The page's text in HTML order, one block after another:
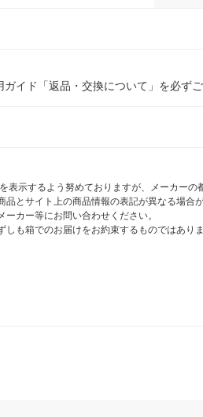
イド「返品・交換について」を必ず
表示するよう努めておりますが、メーカー
とサイト上の商品情報の表記が異なる場
カー等にお問い合わせください。
も箱でのお届けをお約束するものではあ